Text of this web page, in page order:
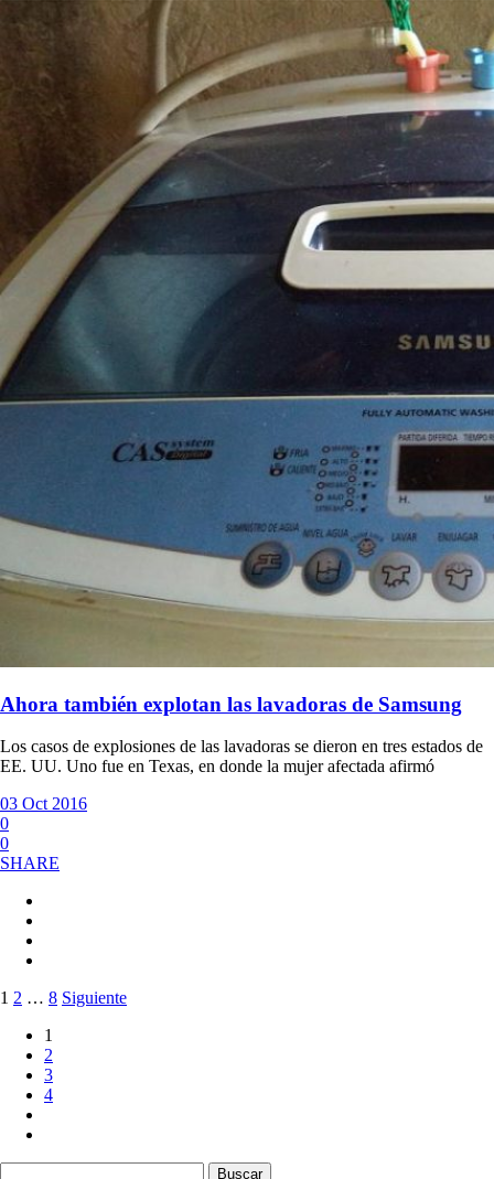
Ahora también explotan las lavadoras de Samsung
Los casos de explosiones de las lavadoras se dieron en tres estados de
EE. UU. Uno fue en Texas, en donde la mujer afectada afirmó
03 Oct 2016
0
0
SHARE
Paginación
entradas
1 2 … 8 Siguiente
1
2
3
4